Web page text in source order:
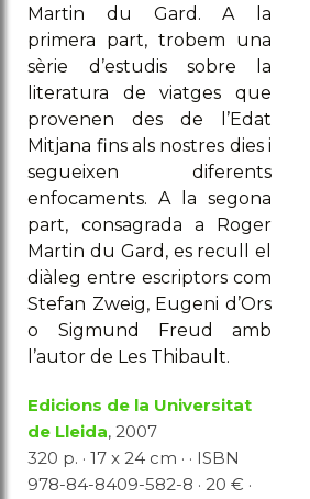
Martin du Gard. A la
primera part, trobem una
sèrie d’estudis sobre la
literatura de viatges que
provenen des de l’Edat
Mitjana fins als nostres dies i
segueixen diferents
enfocaments. A la segona
part, consagrada a Roger
Martin du Gard, es recull el
diàleg entre escriptors com
Stefan Zweig, Eugeni d’Ors
o Sigmund Freud amb
l’autor de Les Thibault.
Edicions de la Universitat
de Lleida, 2007
320 p. · 17 x 24 cm · · ISBN
978-84-8409-582-8 · 20 € ·